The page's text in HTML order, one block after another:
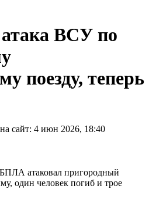
ВСУ по
поезду, теперь
сайт: 4 июн 2026, 18:40
атаковал пригородный
один человек погиб и трое